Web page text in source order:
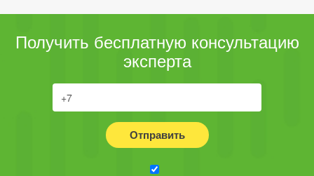
Получить бесплатную консультацию
эксперта
Отправить